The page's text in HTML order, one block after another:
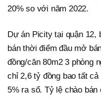
20% so với năm 2022.
Dự án Picity tại quận 12,
bán thời điểm đầu mở
đồng/căn 80m2 3 phòng
chỉ 2,6 tỷ đồng bao tất
5% ra sổ. Tỷ lệ chào